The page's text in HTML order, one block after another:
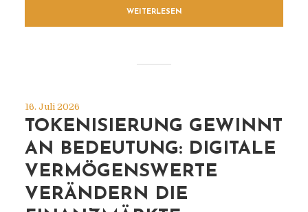
WEITERLESEN
16. Juli 2026
TOKENISIERUNG GEWINNT
AN BEDEUTUNG: DIGITALE
VERMÖGENSWERTE
VERÄNDERN DIE